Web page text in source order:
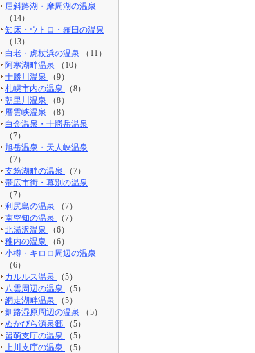
屈斜路湖・摩周湖の温泉
（14）
知床・ウトロ・羅臼の温泉
（13）
白老・虎杖浜の温泉
（11）
阿寒湖畔温泉
（10）
十勝川温泉
（9）
札幌市内の温泉
（8）
朝里川温泉
（8）
層雲峡温泉
（8）
白金温泉・十勝岳温泉
（7）
旭岳温泉・天人峡温泉
（7）
支笏湖畔の温泉
（7）
帯広市街・幕別の温泉
（7）
利尻島の温泉
（7）
南空知の温泉
（7）
北湯沢温泉
（6）
稚内の温泉
（6）
小樽・キロロ周辺の温泉
（6）
カルルス温泉
（5）
八雲周辺の温泉
（5）
網走湖畔温泉
（5）
釧路湿原周辺の温泉
（5）
ぬかびら源泉郷
（5）
留萌支庁の温泉
（5）
上川支庁の温泉
（5）